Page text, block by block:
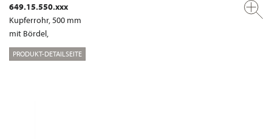
649.15.550.xxx
Kupferrohr, 500 mm
mit Bördel,
PRODUKT-DETAILSEITE